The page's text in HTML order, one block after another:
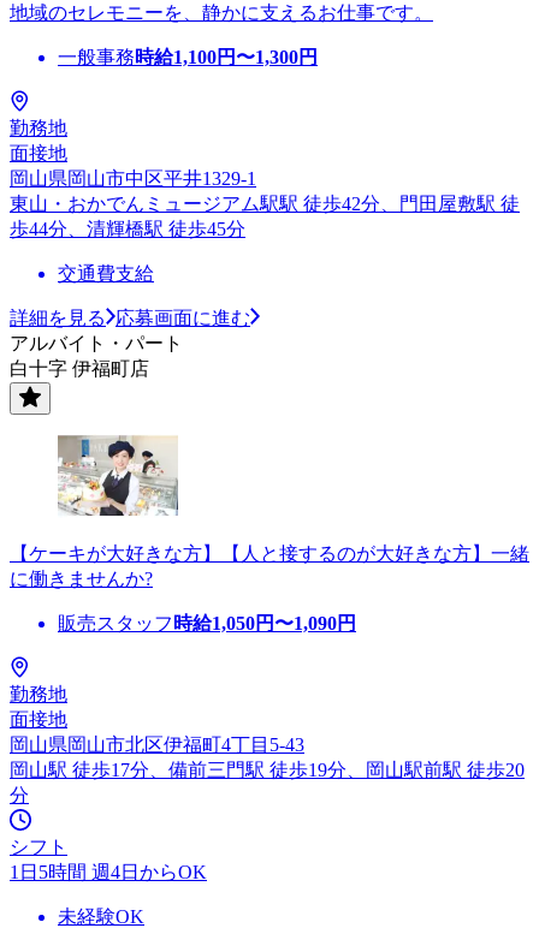
地域のセレモニーを、静かに支えるお仕事です。
一般事務時給1,100円〜1,300円
勤務地
面接地
岡山県岡山市中区平井1329-1
東山・おかでんミュージアム駅駅 徒歩42分、門田屋敷駅 徒
歩44分、清輝橋駅 徒歩45分
交通費支給
詳細を見る
応募画面に進む
アルバイト・パート
白十字 伊福町店
【ケーキが大好きな方】【人と接するのが大好きな方】一緒
に働きませんか?
販売スタッフ 時給1,050円〜1,090円
勤務地
面接地
岡山県岡山市北区伊福町4丁目5-43
岡山駅 徒歩17分、備前三門駅 徒歩19分、岡山駅前駅 徒歩20
分
シフト
1日5時間 週4日からOK
未経験OK